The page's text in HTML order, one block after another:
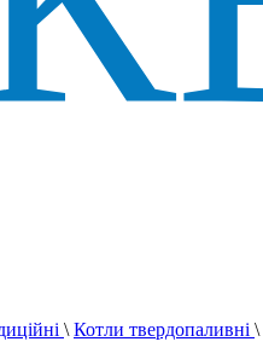
\ Котли твердопаливні \